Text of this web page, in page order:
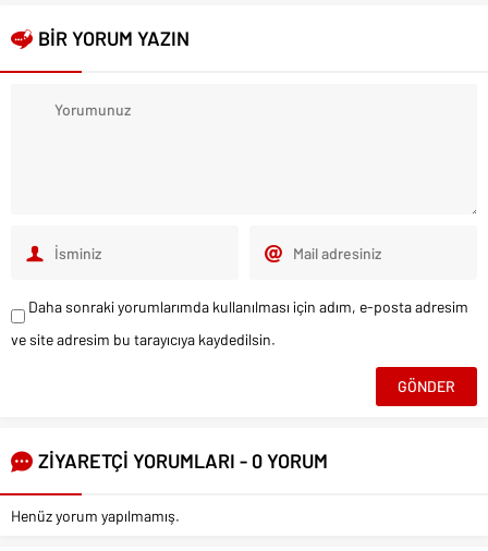
BİR YORUM YAZIN
Daha sonraki yorumlarımda kullanılması için adım, e-posta adresim
ve site adresim bu tarayıcıya kaydedilsin.
ZİYARETÇİ YORUMLARI - 0 YORUM
Henüz yorum yapılmamış.